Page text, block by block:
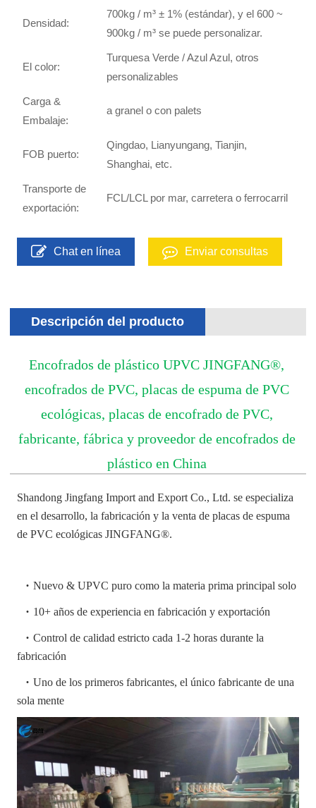
Densidad:
700kg / m³ ± 1% (estándar), y el 600 ~
900kg / m³ se puede personalizar.
El color:
Turquesa Verde / Azul Azul, otros
personalizables
Carga &
Embalaje:
a granel o con palets
FOB puerto:
Qingdao, Lianyungang, Tianjin,
Shanghai, etc.
Transporte de
exportación:
FCL/LCL por mar, carretera o ferrocarril
Chat en línea Enviar consultas
Descripción del producto
Encofrados de plástico UPVC JINGFANG®,
encofrados de PVC, placas de espuma de PVC
ecológicas, placas de encofrado de PVC,
fabricante, fábrica y proveedor de encofrados de
plástico en China
Shandong Jingfang Import and Export Co., Ltd. se especializa
en el desarrollo, la fabricación y la venta de placas de espuma
de PVC ecológicas JINGFANG®.
·Nuevo & UPVC puro como la materia prima principal solo
· 10+ años de experiencia en fabricación y exportación
·Control de calidad estricto cada 1-2 horas durante la
fabricación
·Uno de los primeros fabricantes, el único fabricante de una
sola mente